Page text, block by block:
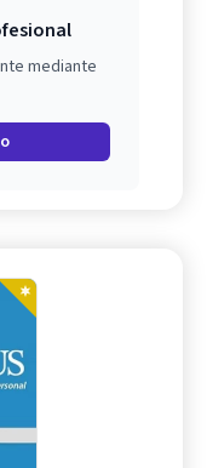
mediante